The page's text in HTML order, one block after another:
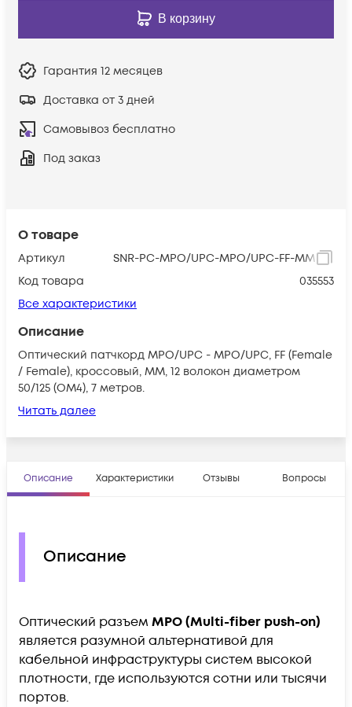
О товаре
Артикул
SNR-PC-MPO/UPC-MPO/UPC-FF-MM4-12F-
Код товара
035553
Все характеристики
Описание
Оптический патчкорд MPO/UPC - MPO/UPС, FF (Female
/ Female), кроссовый, MM, 12 волокон диаметром
50/125 (OM4), 7 метров.
Читать далее
В корзину
Гарантия 12 месяцев
Доставка от 3 дней
Самовывоз бесплатно
Под заказ
Описание Характеристики Отзывы Вопросы
Описание
Оптический разъем MPO (Multi-fiber push-on)
является разумной альтернативой для
кабельной инфраструктуры систем высокой
плотности, где используются сотни или тысячи
портов.